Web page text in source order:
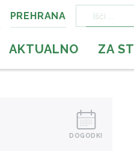
PREHRANA
AKTUALNO ZA
DOGODKI